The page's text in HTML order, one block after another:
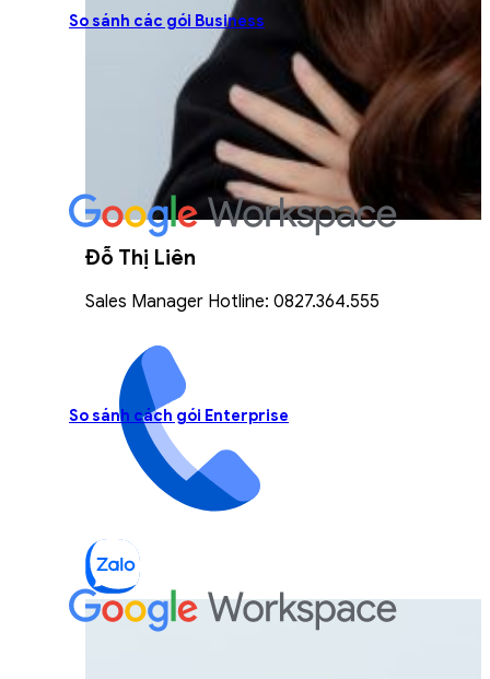
Đỗ Thị Liên
Sales Manager Hotline: 0827.364.555
So sánh các gói Business
So sánh cách gói Enterprise